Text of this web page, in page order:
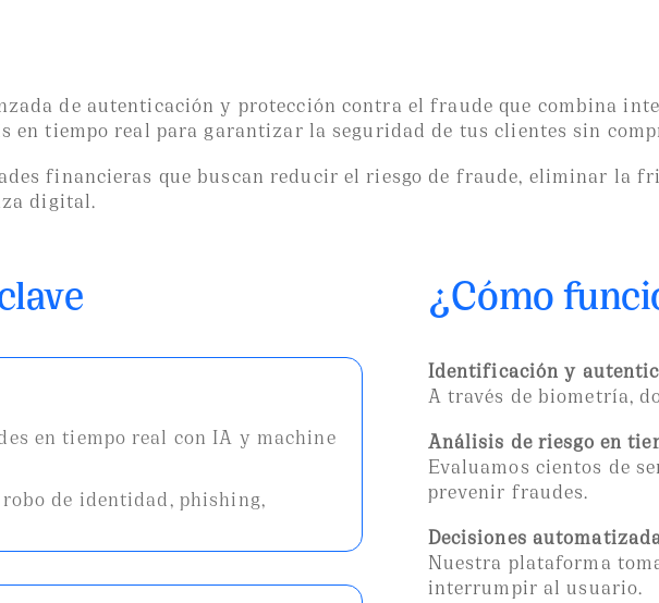
de autenticación y protección contra el fraude que combina
en tiempo real para garantizar la seguridad de tus clientes sin
financieras que buscan reducir el riesgo de fraude, eliminar la
digital.
en tiempo real con IA y machine
de identidad, phishing,
¿Cómo
Identificación y
A través de biometría,
Análisis de riesgo en
Evaluamos cientos de
prevenir fraudes.
Decisiones
Nuestra plataforma
interrumpir al usuario.